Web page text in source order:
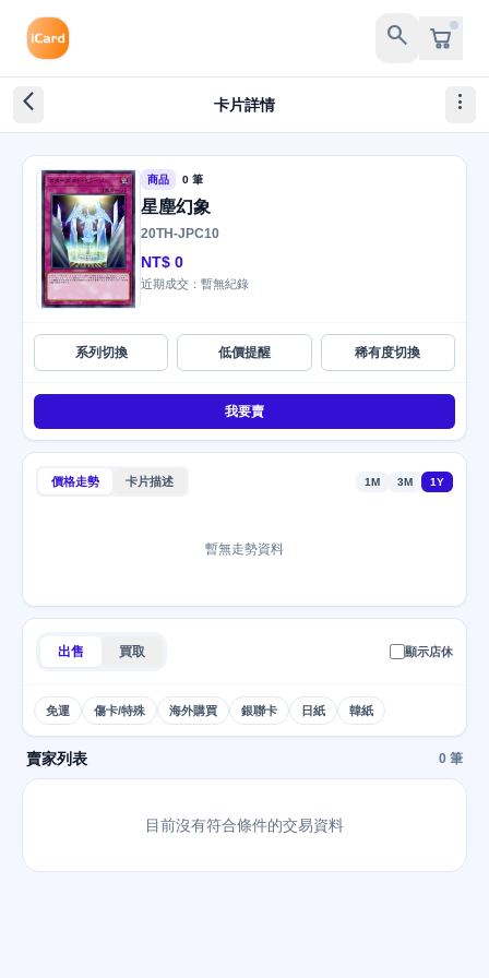
search
arrow_back_ios_new 卡片詳情 more_vert
商品 0 筆
星塵幻象
20TH-JPC10
NT$ 0
近期成交：暫無紀錄
系列切換 低價提醒 稀有度切換
我要賣
價格走勢 卡片描述 1M 3M 1Y
暫無走勢資料
出售 買取 顯示店休
免運 傷卡/特殊 海外購買 銀聯卡 日紙 韓紙
賣家列表 0 筆
目前沒有符合條件的交易資料